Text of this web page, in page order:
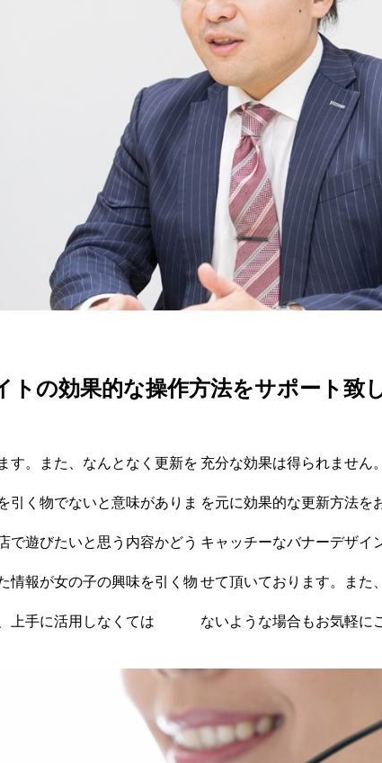
トの効果的な操作方法をサポート致
す。また、なんとなく更新を
引く物でないと意味がありま
で遊びたいと思う内容かどう
情報が女の子の興味を引く物
上手に活用しなくては
充分な効果は得られません
を元に効果的な更新方法を
キャッチーなバナーデザイ
せて頂いております。また
ないような場合もお気軽に